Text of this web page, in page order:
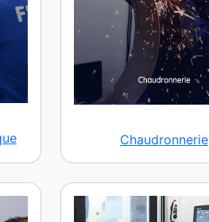
Chaudronnerie